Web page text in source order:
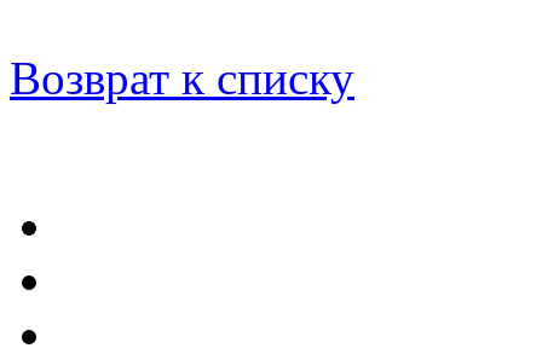
Возврат к списку